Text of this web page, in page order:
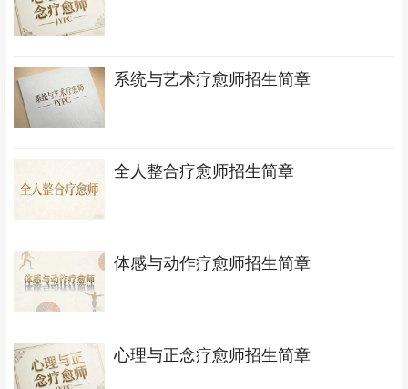
系统与艺术疗愈师招生简章
全人整合疗愈师招生简章
体感与动作疗愈师招生简章
心理与正念疗愈师招生简章